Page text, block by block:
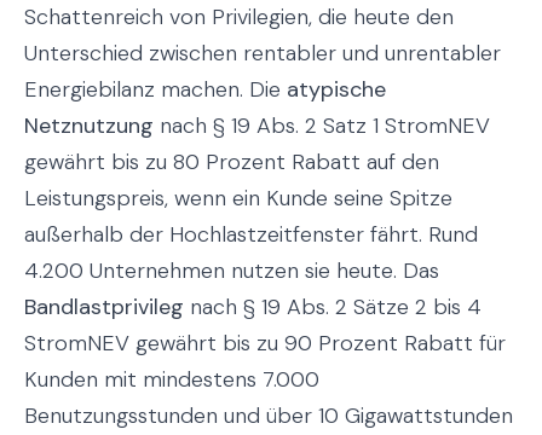
Schattenreich von Privilegien, die heute den
Unterschied zwischen rentabler und unrentabler
Energiebilanz machen. Die atypische
Netznutzung nach § 19 Abs. 2 Satz 1 StromNEV
gewährt bis zu 80 Prozent Rabatt auf den
Leistungspreis, wenn ein Kunde seine Spitze
außerhalb der Hochlastzeitfenster fährt. Rund
4.200 Unternehmen nutzen sie heute. Das
Bandlastprivileg nach § 19 Abs. 2 Sätze 2 bis 4
StromNEV gewährt bis zu 90 Prozent Rabatt für
Kunden mit mindestens 7.000
Benutzungsstunden und über 10 Gigawattstunden